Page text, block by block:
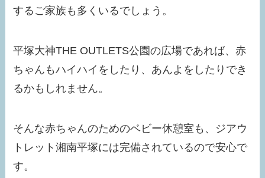
するご家族も多くいるでしょう。
平塚大神THE OUTLETS公園の広場であれば、赤
ちゃんもハイハイをしたり、あんよをしたりでき
るかもしれません。
そんな赤ちゃんのためのベビー休憩室も、ジアウ
トレット湘南平塚には完備されているので安心で
す。